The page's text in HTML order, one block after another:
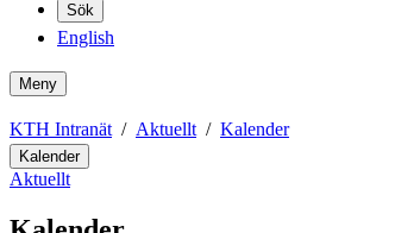
Sök
English
Meny
KTH Intranät Aktuellt Kalender
Kalender
Aktuellt